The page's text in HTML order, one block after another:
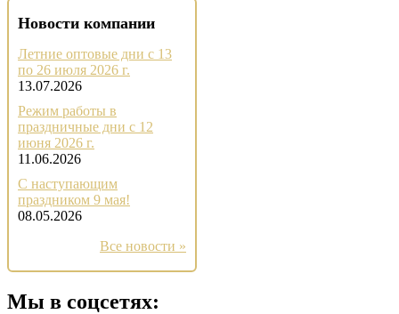
Новости компании
Летние оптовые дни с 13
по 26 июля 2026 г.
13.07.2026
Режим работы в
праздничные дни с 12
июня 2026 г.
11.06.2026
С наступающим
праздником 9 мая!
08.05.2026
Все новости »
Мы в соцсетях: